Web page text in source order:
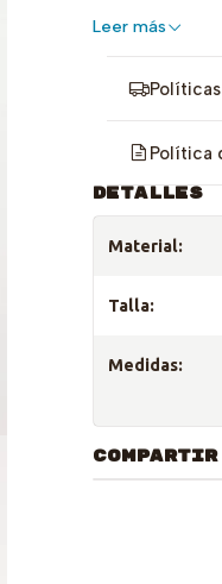
Leer más
Política
DETALLES
Material:
Talla:
Medidas: